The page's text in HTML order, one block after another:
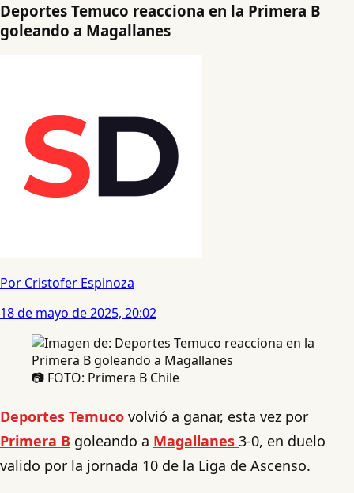
Deportes Temuco reacciona en la Primera B
goleando a Magallanes
Por Cristofer Espinoza
18 de mayo de 2025, 20:02
📷 FOTO: Primera B Chile
Deportes Temuco volvió a ganar, esta vez por
Primera B goleando a Magallanes 3-0, en duelo
valido por la jornada 10 de la Liga de Ascenso.